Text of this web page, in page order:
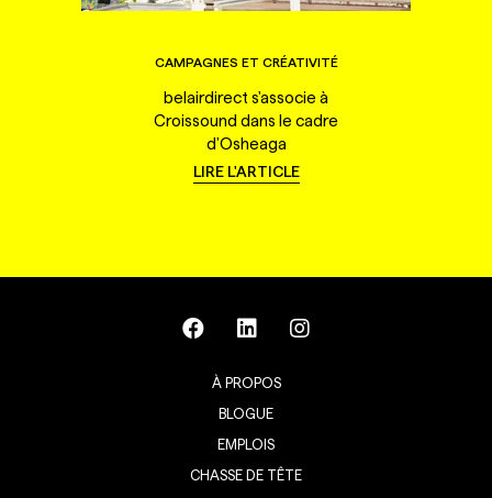
CAMPAGNES ET CRÉATIVITÉ
belairdirect s'associe à
Croissound dans le cadre
d'Osheaga
LIRE L'ARTICLE
À PROPOS
BLOGUE
EMPLOIS
CHASSE DE TÊTE